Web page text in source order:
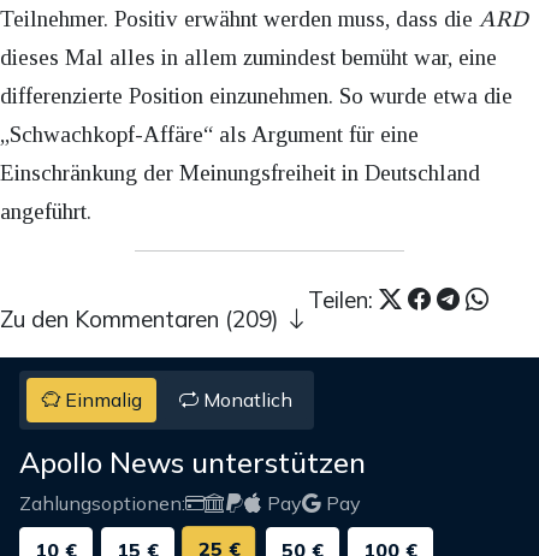
Teilnehmer. Positiv erwähnt werden muss, dass die ARD
dieses Mal alles in allem zumindest bemüht war, eine
differenzierte Position einzunehmen. So wurde etwa die
„Schwachkopf-Affäre“ als Argument für eine
Einschränkung der Meinungsfreiheit in Deutschland
angeführt.
Teilen:
Zu den Kommentaren (209)
Einmalig Monatlich
Apollo News unterstützen
Zahlungsoptionen: Pay
Pay
10 €
15 € 25 € 50 € 100 €